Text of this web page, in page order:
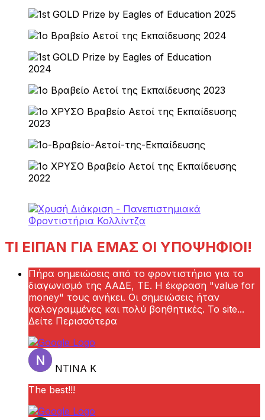
ΤΙ ΕΙΠΑΝ ΓΙΑ ΕΜΑΣ ΟΙ ΥΠΟΨΗΦΙΟΙ!
Πήρα σημειώσεις από το φροντιστήριο για το
διαγωνισμό της ΑΑΔΕ, ΤΕ. Η έκφραση "value for
money" τους ανήκει. Οι σημειώσεις ήταν
καλογραμμένες και πολύ βοηθητικές. Το site...
Δείτε Περισσότερα
ΝΤΙΝΑ Κ
The best!!!